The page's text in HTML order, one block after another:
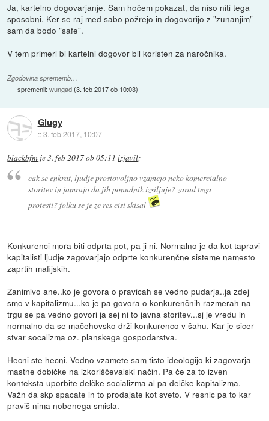
Ja, kartelno dogovarjanje. Sam hočem pokazat, da niso niti tega
sposobni. Ker se raj med sabo požrejo in dogovorijo z "zunanjim"
sam da bodo "safe".
V tem primeri bi kartelni dogovor bil koristen za naročnika.
Zgodovina sprememb…
spremenil:wungad(3. feb 2017 ob 10:03)
Glugy
::3. feb 2017, 10:07
blackbfm je3. feb 2017 ob 05:11 izjavil:
cak se enkrat, ljudje prostovoljno vzamejo neko komercialno
storitev in jamrajo da jih ponudnik izsiljuje? zarad tega
protesti? folku se je ze res cist skisal
Konkurenci mora biti odprta pot, pa ji ni. Normalno je da kot tapravi
kapitalisti ljudje zagovarjajo odprte konkurenčne sisteme namesto
zaprtih mafijskih.
Zanimivo ane..ko je govora o pravicah se vedno pudarja..ja zdej
smo v kapitalizmu...ko je pa govora o konkurenčnih razmerah na
trgu se pa vedno govori ja sej ni to javna storitev...sj je vredu in
normalno da se mačehovsko drži konkurenco v šahu. Kar je sicer
stvar socalizma oz. planskega gospodarstva.
Hecni ste hecni. Vedno vzamete sam tisto ideologijo ki zagovarja
mastne dobičke na izkoriščevalski način. Pa če za to izven
konteksta uporbite delčke socializma al pa delčke kapitalizma.
Važn da skp spacate in to prodajate kot sveto. V resnic pa to kar
praviš nima nobenega smisla.